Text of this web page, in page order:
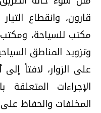
قارون، وانقطاع
مكتب للسياحة، ومكتب
وتزويد المناطق
على الزوار، لافتاً
الإجراءات
المخلفات والحفاظ على